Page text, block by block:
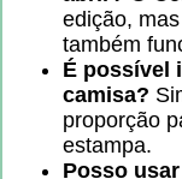
edição,
também
É possível
camisa?
proporção
estampa.
Posso